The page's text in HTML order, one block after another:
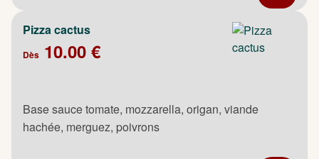
Pizza cactus
Dès 10.00 €
Base sauce tomate, mozzarella, origan, viande
hachée, merguez, poivrons